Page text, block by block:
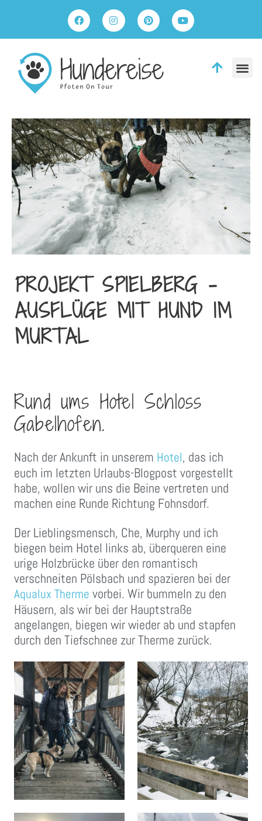
PROJEKT SPIELBERG –
AUSFLÜGE MIT HUND IM
MURTAL
Rund ums Hotel Schloss
Gabelhofen.
Nach der Ankunft in unserem Hotel, das ich
euch im letzten Urlaubs-Blogpost vorgestellt
habe, wollen wir uns die Beine vertreten und
machen eine Runde Richtung Fohnsdorf.
Der Lieblingsmensch, Che, Murphy und ich
biegen beim Hotel links ab, überqueren eine
urige Holzbrücke über den romantisch
verschneiten Pölsbach und spazieren bei der
Aqualux Therme vorbei. Wir bummeln zu den
Häusern, als wir bei der Hauptstraße
angelangen, biegen wir wieder ab und stapfen
durch den Tiefschnee zur Therme zurück.